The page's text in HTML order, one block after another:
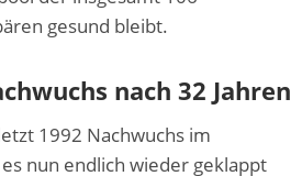
gesund bleibt.
nach 32 Jahren
1992 Nachwuchs im
nun endlich wieder geklappt